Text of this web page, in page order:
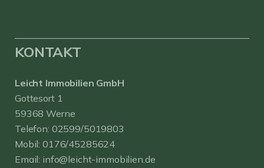
KONTAKT
Leicht Immobilien GmbH
Gottesort 1
59368 Werne
Telefon: 02599/5019803
Mobil: 0176/45285624
Email: info@leicht-immobilien.de